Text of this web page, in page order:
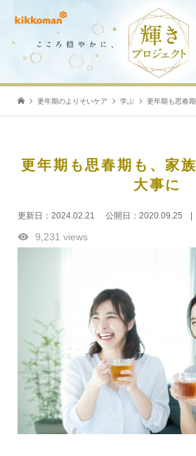
更年期のよりそいケア 学ぶ 更年期も思春
更年期も思春期も、家
大事に
更新日： 2024.02.21 公開日： 2020.09.25
9,231 views